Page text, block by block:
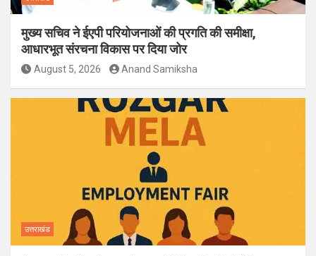
मुख्य सचिव ने ईएपी परियोजनाओं की प्रगति की समीक्षा,
आधारभूत संरचना विकास पर दिया जोर
August 5, 2026 Anand Samiksha
उत्तराखंड